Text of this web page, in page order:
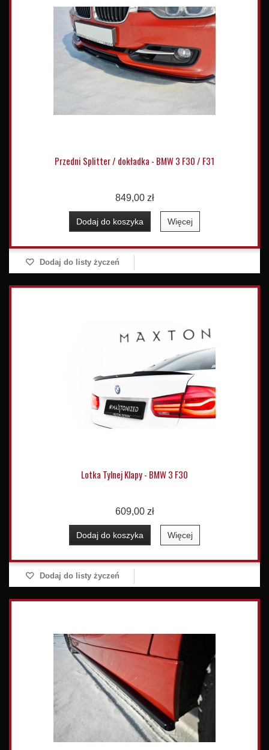
Przedni Splitter / dokładka - BMW 3 F30 / F31
849,00 zł
Dodaj do koszyka Więcej
Dodaj do listy życzeń
Lotka Tylnej Klapy - BMW 3 F30
609,00 zł
Dodaj do koszyka Więcej
Dodaj do listy życzeń